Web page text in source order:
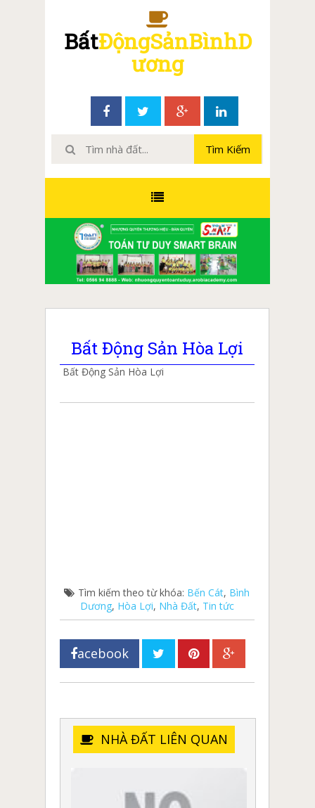
BấtĐộngSảnBìnhD
ương
Bất Động Sản Hòa Lợi
Bất Động Sản Hòa Lợi
Tìm kiếm theo từ khóa: Bến Cát, Bình
Dương, Hòa Lợi, Nhà Đất, Tin tức
acebook
NHÀ ĐẤT LIÊN QUAN